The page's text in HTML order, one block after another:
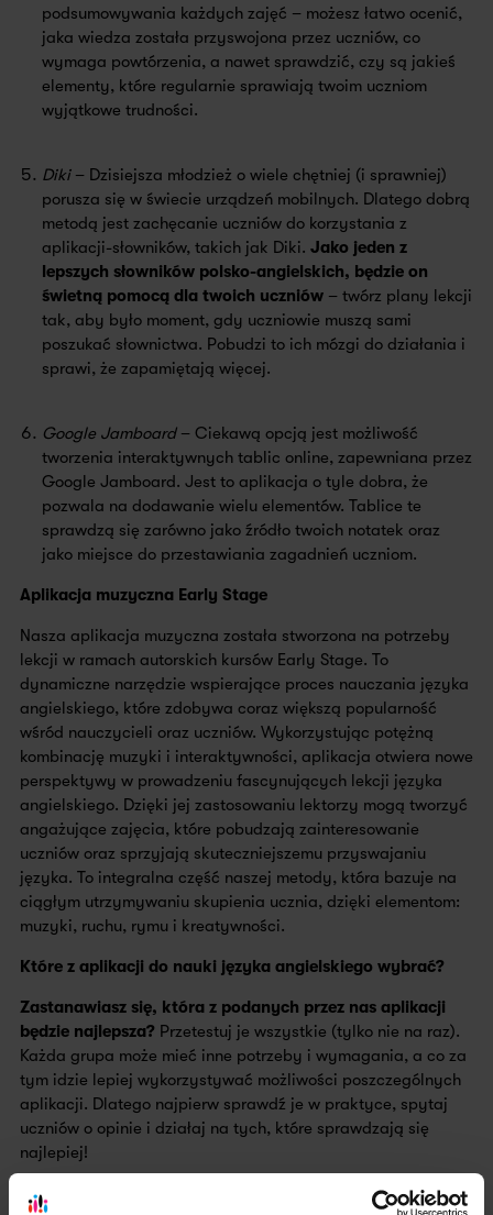
podsumowywania każdych zajęć – możesz łatwo ocenić,
jaka wiedza została przyswojona przez uczniów, co
wymaga powtórzenia, a nawet sprawdzić, czy są jakieś
elementy, które regularnie sprawiają twoim uczniom
wyjątkowe trudności.
Diki– Dzisiejsza młodzież o wiele chętniej (i sprawniej)
porusza się w świecie urządzeń mobilnych. Dlatego dobrą
metodą jest zachęcanie uczniów do korzystania z
aplikacji-słowników, takich jak Diki. Jako jeden z
lepszych słowników polsko-angielskich, będzie on
świetną pomocą dla twoich uczniów – twórz plany lekcji
tak, aby było moment, gdy uczniowie muszą sami
poszukać słownictwa. Pobudzi to ich mózgi do działania i
sprawi, że zapamiętają więcej.
Google Jamboard– Ciekawą opcją jest możliwość
tworzenia interaktywnych tablic online, zapewniana przez
Google Jamboard. Jest to aplikacja o tyle dobra, że
pozwala na dodawanie wielu elementów. Tablice te
sprawdzą się zarówno jako źródło twoich notatek oraz
jako miejsce do przestawiania zagadnień uczniom.
Aplikacja muzyczna Early Stage
Nasza aplikacja muzyczna została stworzona na potrzeby
lekcji w ramach autorskich kursów Early Stage. To
dynamiczne narzędzie wspierające proces nauczania języka
angielskiego, które zdobywa coraz większą popularność
wśród nauczycieli oraz uczniów. Wykorzystując potężną
kombinację muzyki i interaktywności, aplikacja otwiera nowe
perspektywy w prowadzeniu fascynujących lekcji języka
angielskiego. Dzięki jej zastosowaniu lektorzy mogą tworzyć
angażujące zajęcia, które pobudzają zainteresowanie
uczniów oraz sprzyjają skuteczniejszemu przyswajaniu
języka. To integralna część naszej metody, która bazuje na
ciągłym utrzymywaniu skupienia ucznia, dzięki elementom:
muzyki, ruchu, rymu i kreatywności.
Które z aplikacji do nauki języka angielskiego wybrać?
Zastanawiasz się, która z podanych przez nas aplikacji
będzie najlepsza? Przetestuj je wszystkie (tylko nie na raz).
Każda grupa może mieć inne potrzeby i wymagania, a co za
tym idzie lepiej wykorzystywać możliwości poszczególnych
aplikacji. Dlatego najpierw sprawdź je w praktyce, spytaj
uczniów o opinie i działaj na tych, które sprawdzają się
najlepiej!
Znasz jeszcze jakieś świetne aplikacje do nauki języka